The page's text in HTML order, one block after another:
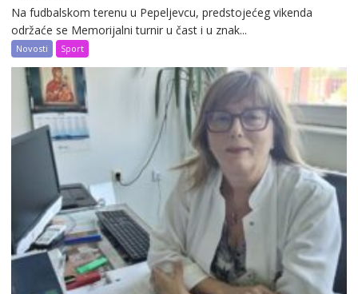
Na fudbalskom terenu u Pepeljevcu, predstojećeg vikenda
održaće se Memorijalni turnir u čast i u znak...
Novosti Sport